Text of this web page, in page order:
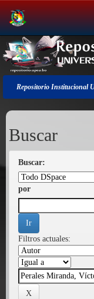
Salir
de
la
navegación
Repositorio Institucional
Buscar
Buscar:
por
Filtros actuales: